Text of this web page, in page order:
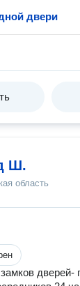
двери
Ш.
область
дверей-